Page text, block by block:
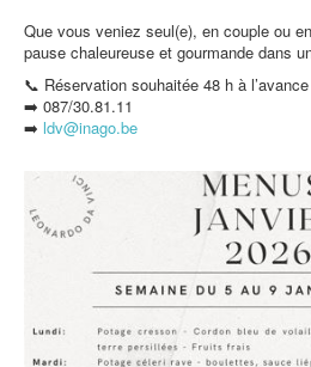
Que vous veniez seul(e), en couple ou
pause chaleureuse et gourmande dans
📞 Réservation souhaitée 48 h à
➡️ 087/30.81.11
➡️ ldv@inago.be